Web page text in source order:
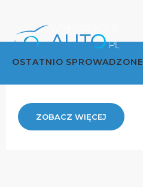
OSTATNIO SPROWADZONE
ZOBACZ WIĘCEJ